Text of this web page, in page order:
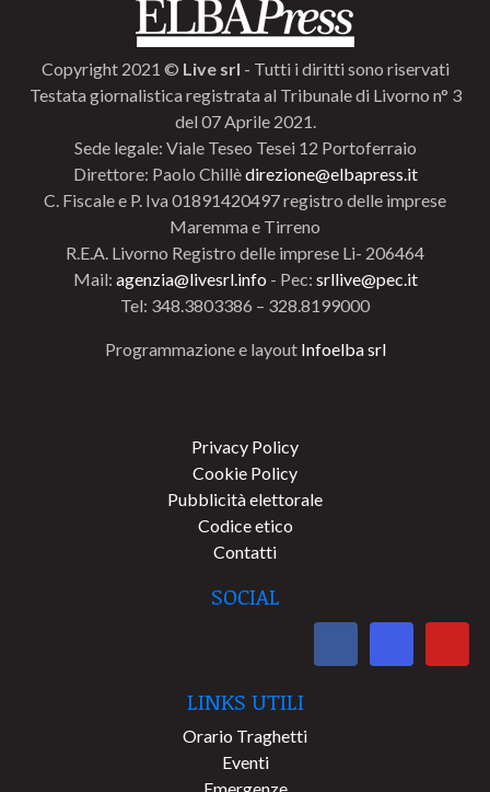
Copyright 2021 © Live srl - Tutti i diritti sono riservati
Testata giornalistica registrata al Tribunale di Livorno n° 3
del 07 Aprile 2021.
Sede legale: Viale Teseo Tesei 12 Portoferraio
Direttore: Paolo Chillèdirezione@elbapress.it
C. Fiscale e P. Iva 01891420497 registro delle imprese
Maremma e Tirreno
R.E.A. Livorno Registro delle imprese Li- 206464
Mail: agenzia@livesrl.info - Pec: srllive@pec.it
Tel: 348.3803386 – 328.8199000
Programmazione e layout Infoelba srl
Privacy Policy
Cookie Policy
Pubblicità elettorale
Codice etico
Contatti
SOCIAL
LINKS UTILI
Orario Traghetti
Eventi